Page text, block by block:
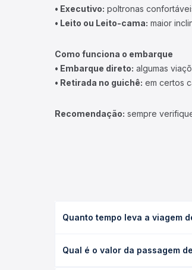
• Executivo: poltronas
• Leito ou Leito-cama: maior
Como funciona o embarque
• Embarque direto: algumas
• Retirada no guichê: em certos
Recomendação: sempre
Quanto tempo leva a viagem
(convencional, executivo ou
Qual é o valor da passagem